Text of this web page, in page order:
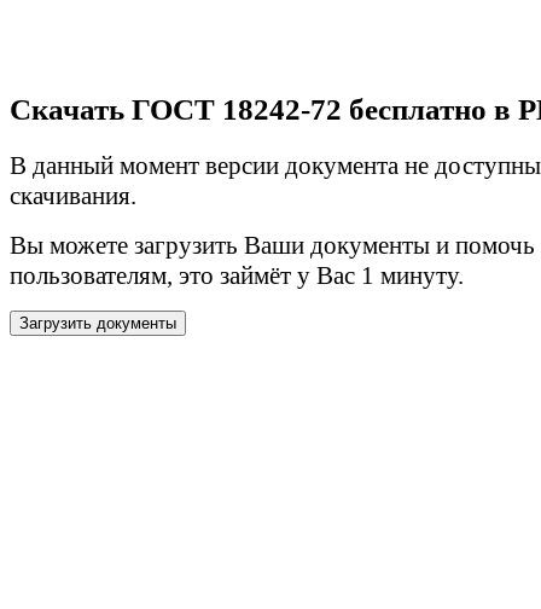
Скачать ГОСТ 18242-72 бесплатно в
В данный момент версии документа не
скачивания.
Вы можете загрузить Ваши документы и
пользователям, это займёт у Вас 1 минуту.
Загрузить документы